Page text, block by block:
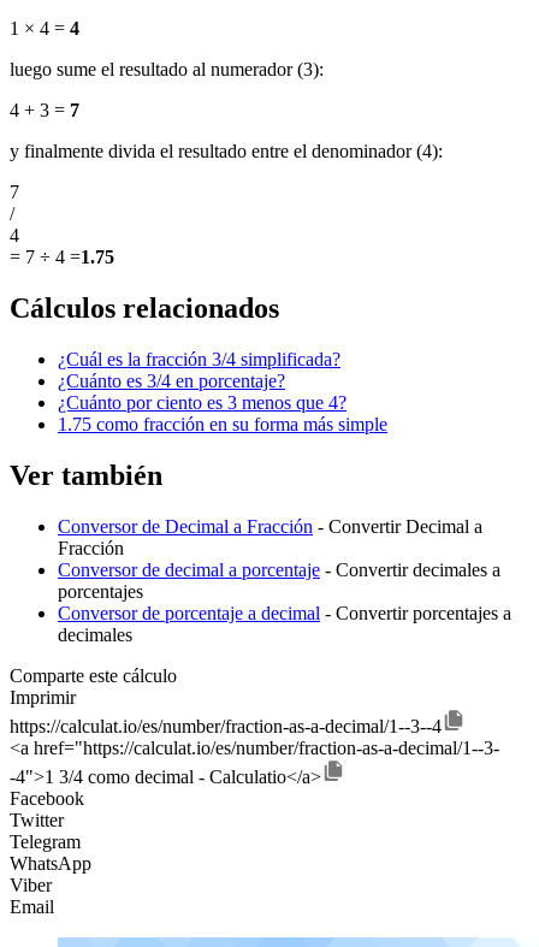
1 × 4 = 4
luego sume el resultado al numerador (3):
4 + 3 = 7
y finalmente divida el resultado entre el denominador (4):
7
/
4
= 7 ÷ 4 =1.75
Cálculos relacionados
¿Cuál es la fracción 3/4 simplificada?
¿Cuánto es 3/4 en porcentaje?
¿Cuánto por ciento es 3 menos que 4?
1.75 como fracción en su forma más simple
Ver también
Conversor de Decimal a Fracción - Convertir Decimal a
Fracción
Conversor de decimal a porcentaje - Convertir decimales a
porcentajes
Conversor de porcentaje a decimal - Convertir porcentajes a
decimales
Comparte este cálculo
Imprimir
https://calculat.io/es/number/fraction-as-a-decimal/1--3--4
<a href="https://calculat.io/es/number/fraction-as-a-decimal/1--3-
-4">1 3/4 como decimal - Calculatio</a>
Facebook
Twitter
Telegram
WhatsApp
Viber
Email